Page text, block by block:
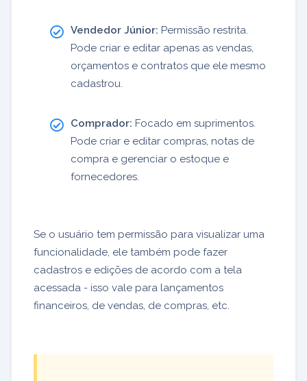
Vendedor Júnior: Permissão restrita.
Pode criar e editar apenas as vendas,
orçamentos e contratos que ele mesmo
cadastrou.
Comprador: Focado em suprimentos.
Pode criar e editar compras, notas de
compra e gerenciar o estoque e
fornecedores.
Se o usuário tem permissão para visualizar uma
funcionalidade, ele também pode fazer
cadastros e edições de acordo com a tela
acessada - isso vale para lançamentos
financeiros, de vendas, de compras, etc.